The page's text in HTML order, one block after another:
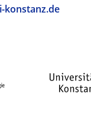
konstanz.de